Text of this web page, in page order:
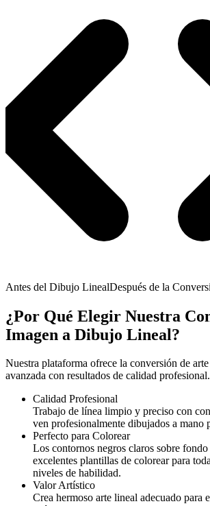
Antes del Dibujo LinealDespués de la
¿Por Qué Elegir Nuestra
Imagen a Dibujo Lineal?
Nuestra plataforma ofrece la conversión de
avanzada con resultados de calidad profesional.
Calidad Profesional
Trabajo de línea limpio y preciso con
ven profesionalmente dibujados a mano
Perfecto para Colorear
Los contornos negros claros sobre
excelentes plantillas de colorear para
niveles de habilidad.
Valor Artístico
Crea hermoso arte lineal adecuado para